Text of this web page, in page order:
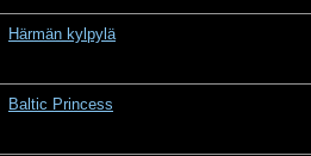
Härmän kylpylä
Baltic Princess